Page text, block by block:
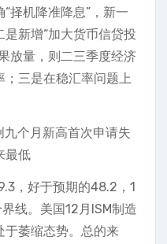
择机降准降息”，新一
新增“加大货币信贷投
放量，则二三季度经济
三是在稳汇率问题上
九个月新高首次申请失
最低
，好于预期的48.2，1
线。美国12月ISM制造
于萎缩态势。总的来